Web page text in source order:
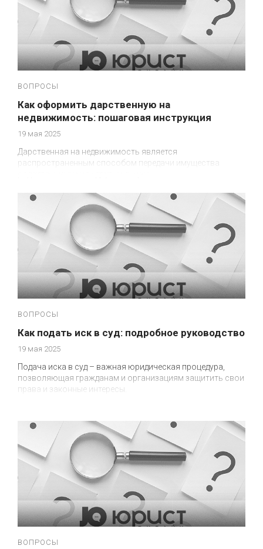
ВОПРОСЫ
Как оформить дарственную на
недвижимость: пошаговая инструкция
19 мая 2025
Дарственная на недвижимость является
распространенным способом передачи имущества
ВОПРОСЫ
Как подать иск в суд: подробное руководство
19 мая 2025
Подача иска в суд – важная юридическая процедура,
позволяющая гражданам и организациям защитить свои
права и законные интересы.
ВОПРОСЫ